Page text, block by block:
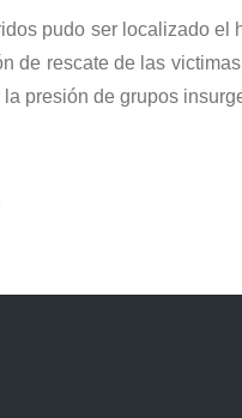
pudo ser localizado
de rescate de las
presión de grupos